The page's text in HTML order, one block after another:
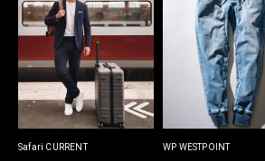
Safari CURRENT WP WESTPOINT